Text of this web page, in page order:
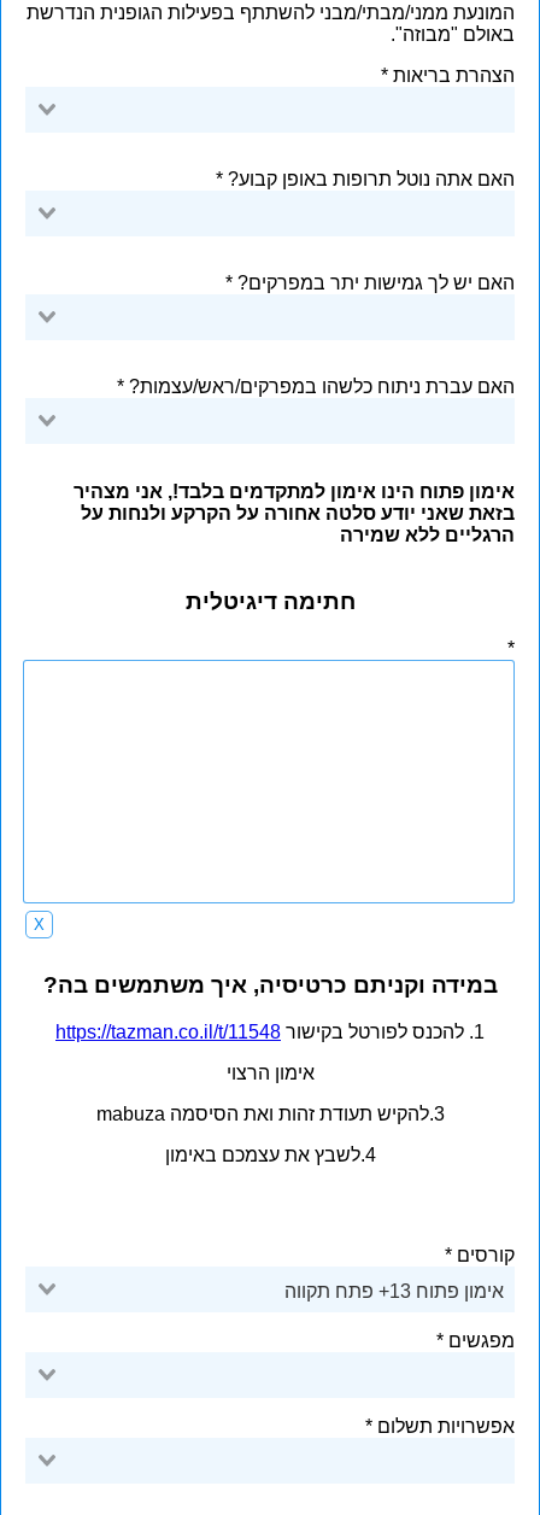
המונעת ממני/מבתי/מבני להשתתף בפעילות הגופנית הנדרשת
באולם "מבוזה".
הצהרת בריאות
האם אתה נוטל תרופות באופן קבוע?
האם יש לך גמישות יתר במפרקים?
האם עברת ניתוח כלשהו במפרקים/ראש/עצמות?
אימון פתוח הינו אימון למתקדמים בלבד!, אני מצהיר
בזאת שאני יודע סלטה אחורה על הקרקע ולנחות על
הרגליים ללא שמירה
חתימה דיגיטלית
X
במידה וקניתם כרטיסיה, איך משתמשים בה?
1. להכנס לפורטל בקישור
https://tazman.co.il/t/11548
אימון הרצוי
3.להקיש תעודת זהות ואת הסיסמה mabuza
4.לשבץ את עצמכם באימון
קורסים
אימון פתוח 13+ פתח תקווה
מפגשים
אפשרויות תשלום